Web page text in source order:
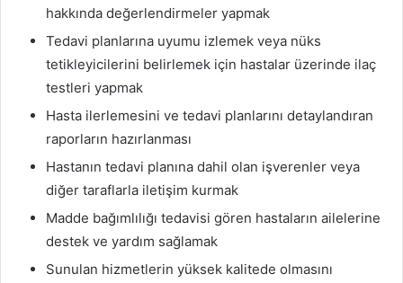
hakkında değerlendirmeler yapmak
Tedavi planlarına uyumu izlemek veya nüks
tetikleyicilerini belirlemek için hastalar üzerinde ilaç
testleri yapmak
Hasta ilerlemesini ve tedavi planlarını detaylandıran
raporların hazırlanması
Hastanın tedavi planına dahil olan işverenler veya
diğer taraflarla iletişim kurmak
Madde bağımlılığı tedavisi gören hastaların ailelerine
destek ve yardım sağlamak
Sunulan hizmetlerin yüksek kalitede olmasını